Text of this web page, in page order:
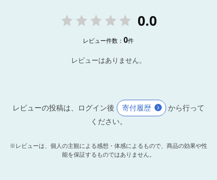
0.0
レビュー件数：0件
レビューはありません。
レビューの投稿は、ログイン後 寄付履歴
から行って
ください。
※レビューは、個人の主観による感想・体感によるもので、商品の効果や性
能を保証するものではありません。